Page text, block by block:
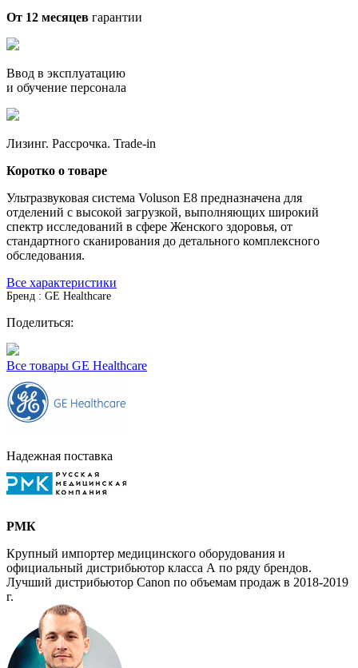
От 12 месяцев гарантии
Ввод в эксплуатацию
и обучение персонала
Лизинг. Рассрочка. Trade-in
Коротко о товаре
Ультразвуковая система Voluson E8 предназначена для
отделений с высокой загрузкой, выполняющих широкий
спектр исследований в сфере Женского здоровья, от
стандартного сканирования до детального комплексного
обследования.
Все характеристики
Бренд : GE Healthcare
Поделиться:
Все товары GE Healthcare
Надежная поставка
РМК
Крупный импортер медицинского оборудования и
официальный дистрибьютор класса А по ряду брендов.
Лучший дистрибьютор Canon по объемам продаж в 2018-2019
г.